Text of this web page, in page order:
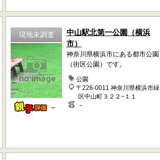
現地未調査
－
中山駅北第一公園（横浜
市）
神奈川県横浜市にある都市公園
（街区公園）です。
公園
〒226-0011 神奈川県横浜市緑
区中山町３２２−１１
－